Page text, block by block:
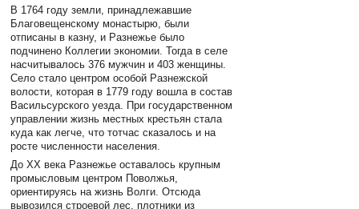
В 1764 году земли, принадлежавшие
Благовещенскому монастырю, были
отписаны в казну, и Разнежье было
подчинено Коллегии экономии. Тогда в селе
насчитывалось 376 мужчин и 403 женщины.
Село стало центром особой Разнежской
волости, которая в 1779 году вошла в состав
Васильсурского уезда. При государственном
управлении жизнь местных крестьян стала
куда как легче, что тотчас сказалось и на
росте численности населения.
До XX века Разнежье оставалось крупным
промысловым центром Поволжья,
ориентируясь на жизнь Волги. Отсюда
вывозился строевой лес, плотники из